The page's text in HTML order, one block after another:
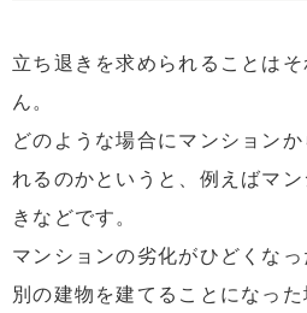
立ち退きを求められることは
ん。
どのような場合にマンション
れるのかというと、例えばマ
きなどです。
マンションの劣化がひどくな
別の建物を建てることになっ